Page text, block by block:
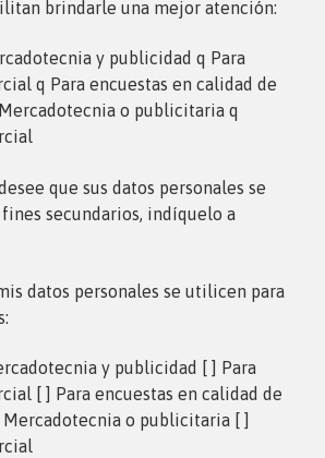
brindarle una mejor atención:
y publicidad q Para
q Para encuestas en calidad de
Mercadotecnia o publicitaria q
que sus datos personales se
secundarios, indíquelo a
datos personales se utilicen para
y publicidad [ ] Para
[ ] Para encuestas en calidad de
o publicitaria [ ]